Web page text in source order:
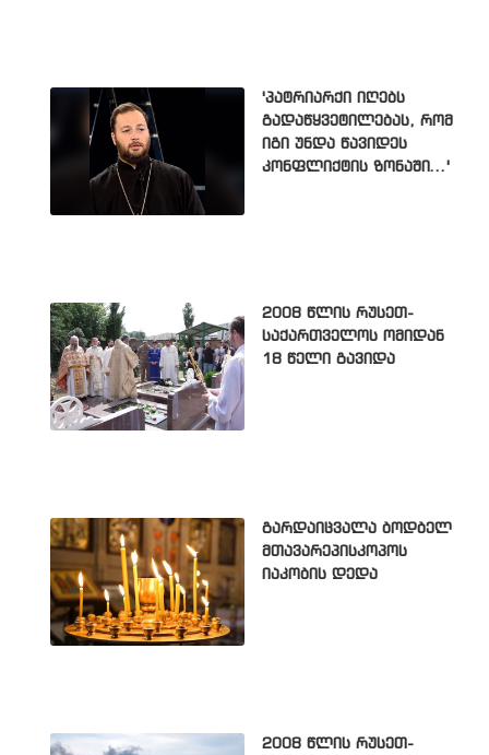
'პატრიარქი იღებს
გადაწყვეტილებას, რომ
იგი უნდა წავიდეს
კონფლიქტის ზონაში...'
2008 წლის რუსეთ-
საქართველოს ომიდან
18 წელი გავიდა
გარდაიცვალა ბოდბელ
მთავარეპისკოპოს
იაკობის დედა
2008 წლის რუსეთ-